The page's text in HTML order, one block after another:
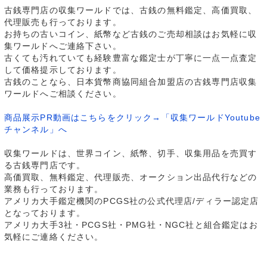
古銭専門店の収集ワールドでは、古銭の無料鑑定、高価買取、
代理販売も行っております。
お持ちの古いコイン、紙幣など古銭のご売却相談はお気軽に収
集ワールドへご連絡下さい。
古くても汚れていても経験豊富な鑑定士が丁寧に一点一点査定
して価格提示しております。
古銭のことなら、日本貨幣商協同組合加盟店の古銭専門店収集
ワールドへご相談ください。
商品展示PR動画はこちらをクリック→「収集ワールドYoutube
チャンネル」へ
収集ワールドは、世界コイン、紙幣、切手、収集用品を売買す
る古銭専門店です。
高価買取、無料鑑定、代理販売、オークション出品代行などの
業務も行っております。
アメリカ大手鑑定機関のPCGS社の公式代理店/ディラー認定店
となっております。
アメリカ大手3社・PCGS社・PMG社・NGC社と組合鑑定はお
気軽にご連絡ください。